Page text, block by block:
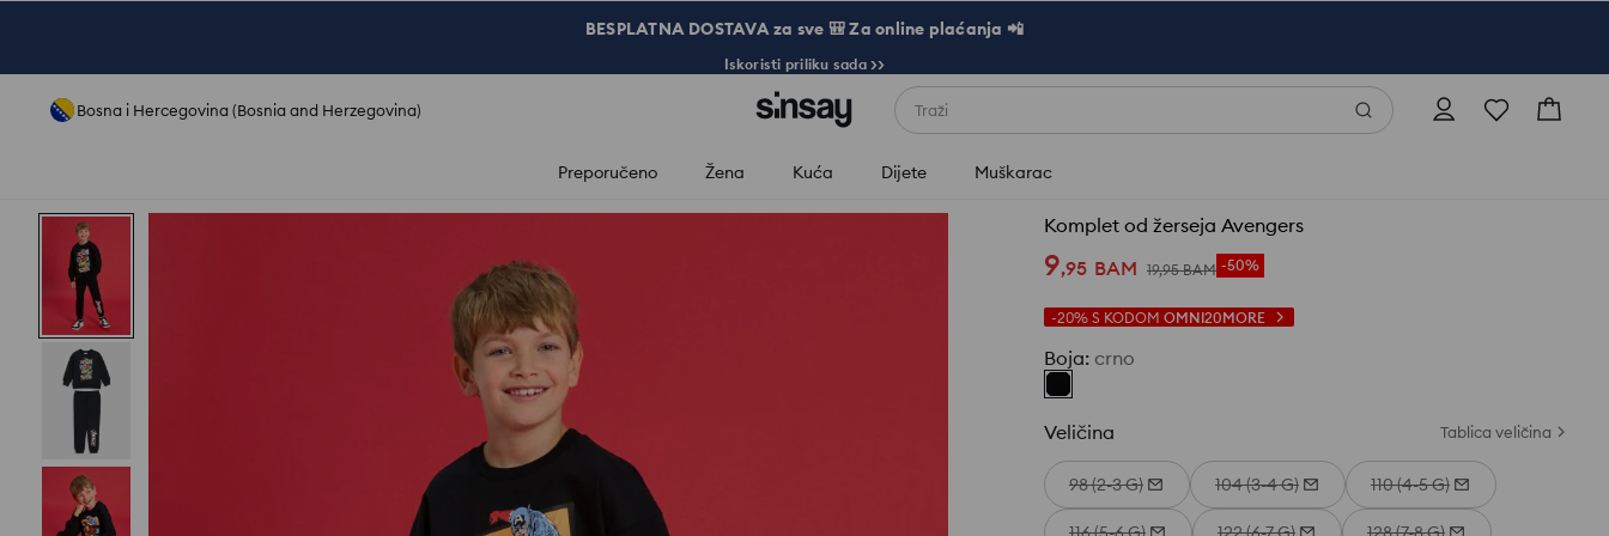
BESPLATNA DOSTAVA za sve 🎒 Za online plaćanja 📲
Iskoristi priliku sada >>
Bosna i Hercegovina (Bosnia and Herzegovina) Traži
Preporučeno Žena Kuća Dijete Muškarac
Komplet od žerseja Avengers
9,95 BAM 19,95 BAM -50%
-20% S KODOM OMNI20MORE
Boja: crno
Veličina Tablica veličina
98 (2-3 G) 104 (3-4 G) 110 (4-5 G)